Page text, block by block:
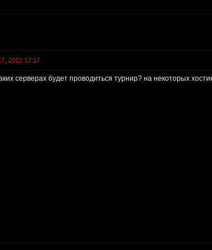
2012 17:17
серверах будет проводиться турнир? на некоторых